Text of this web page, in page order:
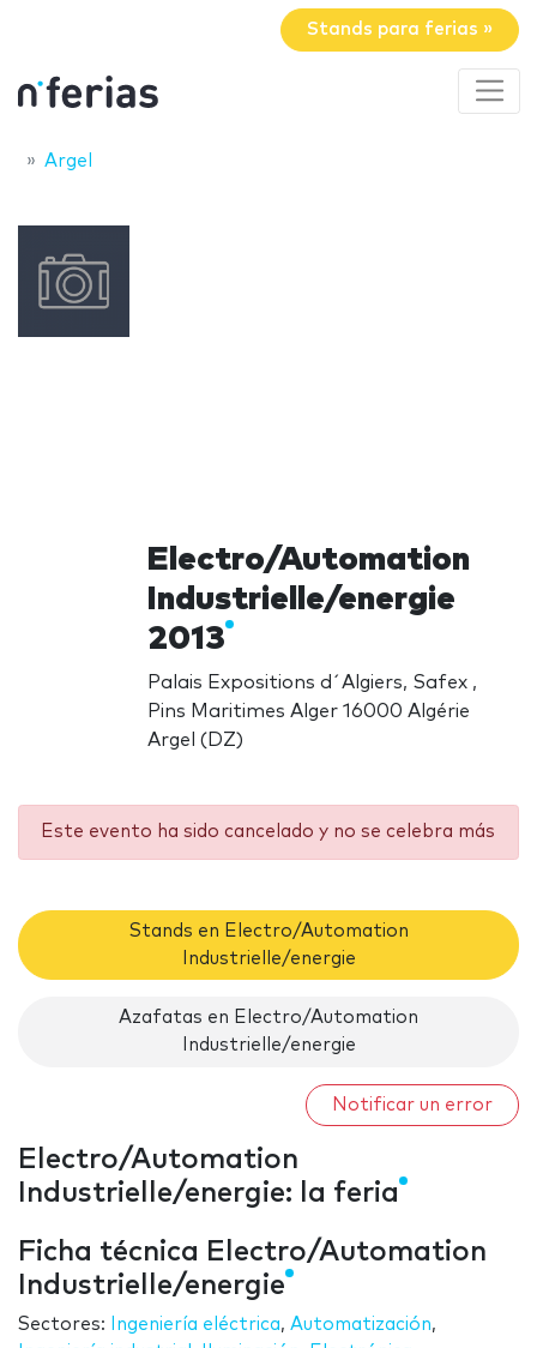
Stands para ferias »
Argel
Electro/Automation
Industrielle/energie
2013
Palais Expositions d´Algiers, Safex ,
Pins Maritimes Alger 16000 Algérie
Argel (DZ)
Este evento ha sido cancelado y no se celebra más
Stands en Electro/Automation
Industrielle/energie
Azafatas en Electro/Automation
Industrielle/energie
Notificar un error
Electro/Automation
Industrielle/energie: la feria
Ficha técnica Electro/Automation
Industrielle/energie
Sectores: Ingeniería eléctrica, Automatización,